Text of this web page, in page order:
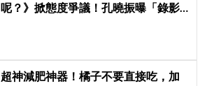
呢？》掀態度爭議！孔曉振曝「錄影
超神減肥神器！橘子不要直接吃，加